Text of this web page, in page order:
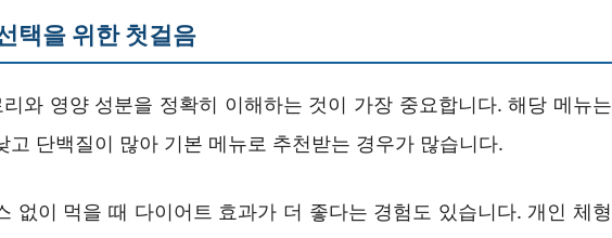
택을 위한 첫걸음
와 영양 성분을 정확히 이해하는 것이 가장 중요합니다. 해당 메뉴는
고 단백질이 많아 기본 메뉴로 추천받는 경우가 많습니다.
없이 먹을 때 다이어트 효과가 더 좋다는 경험도 있습니다. 개인 체형